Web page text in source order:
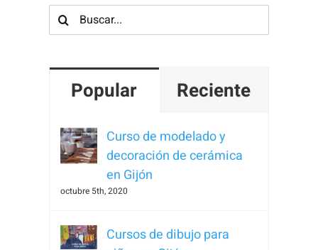
Buscar:
Popular Reciente
Curso de modelado y
decoración de cerámica
en Gijón
octubre 5th, 2020
Cursos de dibujo para
de la web, en
web.
Experiencia
Para que
durante tu